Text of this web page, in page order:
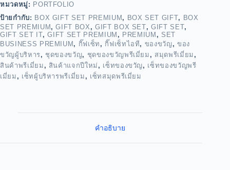
หมวดหมู่: PORTFOLIO
ป้ายกำกับ: BOX GIFT SET PREMIUM , BOX SET GIFT, BOX
SET PREMIUM ,GIFT BOX , GIFT BOX SET,GIFT SET,
GIFT SET IT,GIFT SET PREMIUM , PREMIUM , SET
BUSINESS PREMIUM , กิ๊ฟเซ็ท , กิ๊ฟเซ็ทไอที, ของขวัญ,ของ
ขวัญผู้บริหาร, ชุดของขวัญ, ชุดของขวัญพรีเมี่ยม , สมุดพรีเมี่ยม ,
สินค้าพรีเมี่ยม , สินค้าแจกปีใหม่ , เซ็ทของขวัญ, เซ็ทของขวัญพรี
เมี่ยม , เซ็ทผู้บริหารพรีเมี่ยม , เซ็ทสมุดพรีเมี่ยม
คำอธิบาย